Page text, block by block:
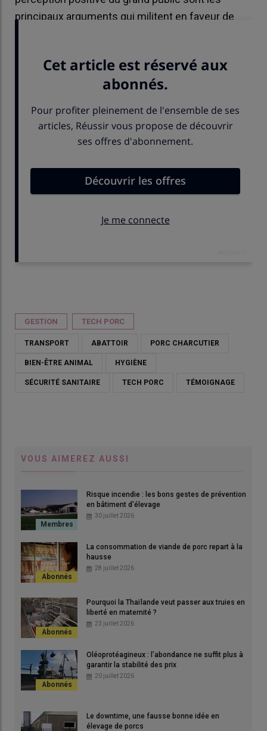
principaux arguments qui militent en faveur de
Robin et Martin Collet
© Ifip
Pourquoi avoir choisi cette nouvelle
bétaillère ?
notre entreprise. C’est aussi un avantage vis-à-vis du
grand public, les animaux n’étant pas visibles pendant le
transport. On avait le souhait d’apporter plus de confort
disponible par animal supérieure. Comme c’est un
camion fermé, si le camion tombe en panne l’entrée d’air
GESTION TECH PORC
TRANSPORT ABATTOIR PORC CHARCUTIER
BIEN-ÊTRE ANIMAL HYGIÈNE
SÉCURITÉ SANITAIRE TECH PORC TÉMOIGNAGE
VOUS AIMEREZ AUSSI
Risque incendie : les bons gestes de prévention
en bâtiment d'élevage
30 juillet 2026
La consommation de viande de porc repart à la
hausse
28 juillet 2026
Pourquoi la Thaïlande veut passer aux truies en
liberté en maternité ?
23 juillet 2026
Oléoprotéagineux : l’abondance ne suffit plus à
garantir la stabilité des prix
20 juillet 2026
Le downtime, une fausse bonne idée en
élevage de porcs